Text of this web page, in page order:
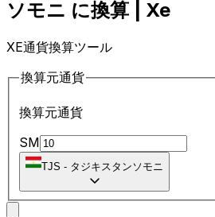
ソモニ に換算 | Xe
XE通貨換算ツール
換算元通貨
換算元通貨
SM
TJS - タジキスタンソモニ